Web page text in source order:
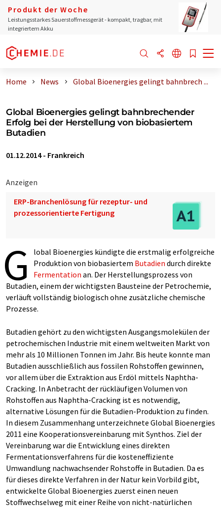
Produkt der Woche
Leistungsstarkes Sauerstoffmessgerät - kompakt, tragbar, mit
integriertem Akku
Home News Global Bioenergies gelingt bahnbrech ...
Global Bioenergies gelingt bahnbrechender
Erfolg bei der Herstellung von biobasiertem
Butadien
01.12.2014- Frankreich
Anzeigen
ERP-Branchenlösung für rezeptur- und
prozessorientierte Fertigung
G
lobal Bioenergies kündigte die erstmalig erfolgreiche
Produktion von biobasiertem Butadien durch direkte
Fermentation an. Der Herstellungsprozess von
Butadien, einem der wichtigsten Bausteine der Petrochemie,
verläuft vollständig biologisch ohne zusätzliche chemische
Prozesse.
Butadien gehört zu den wichtigsten Ausgangsmolekülen der
petrochemischen Industrie mit einem weltweiten Markt von
mehr als 10 Millionen Tonnen im Jahr. Bis heute konnte man
Butadien ausschließlich aus fossilen Rohstoffen gewinnen,
vor allem über die Extraktion aus Erdöl mittels Naphtha-
Cracking. In Anbetracht der rückläufigen Volumen von
Rohstoffen aus Naphtha-Cracking ist es notwendig,
alternative Lösungen für die Butadien-Produktion zu finden.
In diesem Zusammenhang unterzeichnete Global Bioenergies
2011 eine Kooperationsvereinbarung mit Synthos. Ziel der
Vereinbarung war die Entwicklung eines direkten
Fermentationsverfahrens für die kosteneffiziente
Umwandlung nachwachsender Rohstoffe in Butadien. Da es
für dieses direkte Verfahren in der Natur kein Vorbild gibt,
entwickelte Global Bioenergies zuerst einen neuen
Stoffwechselweg mit einer Reihe von nicht-natürlichen